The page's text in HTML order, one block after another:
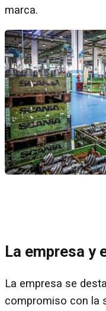
marca.
La empresa y
La empresa se
compromiso con la